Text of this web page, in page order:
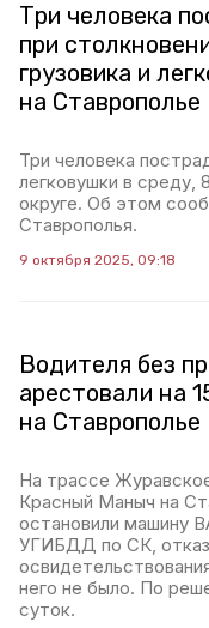
Три человека
при
грузовика и
на Ставрополье
Три человека
легковушки в среду,
округе. Об этом
Ставрополья.
9 октября 2025, 09:18
Водителя без
арестовали на
на Ставрополье
На трассе
Красный Маныч на
остановили машину
УГИБДД по СК,
него не было. По
суток.